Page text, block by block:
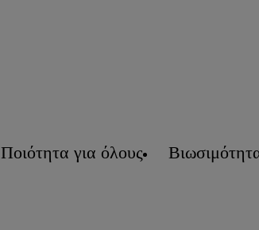
Ποιότητα για όλους